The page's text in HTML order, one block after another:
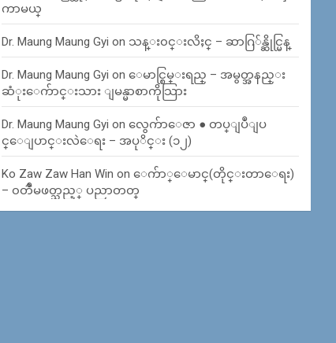
ကာမယ္
Dr. Maung Maung Gyi on သန္း၀င္းလိႈင္ – ဆာဂြ်န္ဆိုင္မြန္
Dr. Maung Maung Gyi onေမာင္စြမ္းရည္ – အမွတ္အနည္း
ဆံုးေက်ာင္းသား ျမန္မာစာကိုသြား
Dr. Maung Maung Gyi onလွေက်ာေဇာ ● တပ္ျပဳျပ
င္ေျပာင္းလဲေရး – အပုိင္း (၁၂)
Ko Zaw Zaw Han Win onေက်ာ္ေမာင္(တိုင္းတာေရး)
– ၀တၳဳမဖတ္သည့္ ပညာတတ္